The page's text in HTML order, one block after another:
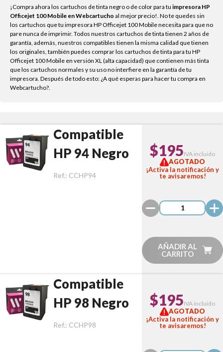
¡Compra ahora los cartuchos de tinta negro o de color para tu impresora HP
Officejet 100 Mobile en Webcartucho al mejor precio!. No te quedes sin
los cartuchos que tu impresora HP Officejet 100 Mobile necesita para que no
pare nunca de imprimir. Todos nuestros cartuchos de tinta tienen 2 años de
garantía, además, nuestros compatibles tienen la misma calidad que tienen
los originales, también puedes comprar los cartuchos de tinta para tu HP
Officejet 100 Mobile en versión XL (alta capacidad) que contienen más tinta
que los cartuchos normales y su uso no interfiere en la garantía de tu
impresora. Después de todo esto: ¿A qué esperas para hacer tu compra en
Webcartucho?.
Compatible
HP 94 Negro
Ref.: CCHP94
$195IVA incluido
AGOTADO
¡Activa la notificación y
te avisaremos!
AÑADIR AL
CARRITO
Compatible
HP 98 Negro
Ref.: CCHP98
$195IVA incluido
AGOTADO
¡Activa la notificación y
te avisaremos!